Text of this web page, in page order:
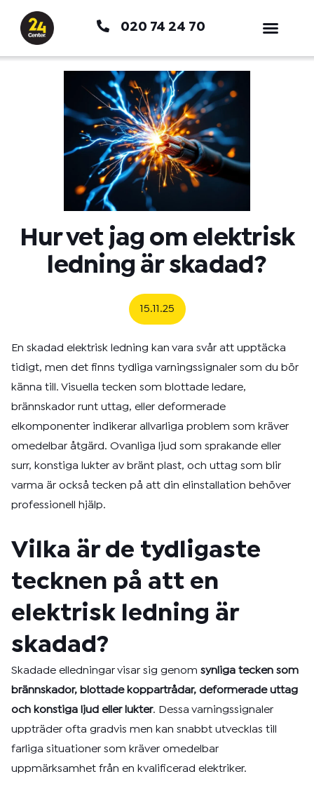
innehåll
020 74 24 70
Hur vet jag om elektrisk
ledning är skadad?
15.11.25
En skadad elektrisk ledning kan vara svår att upptäcka
tidigt, men det finns tydliga varningssignaler som du bör
känna till. Visuella tecken som blottade ledare,
brännskador runt uttag, eller deformerade
elkomponenter indikerar allvarliga problem som kräver
omedelbar åtgärd. Ovanliga ljud som sprakande eller
surr, konstiga lukter av bränt plast, och uttag som blir
varma är också tecken på att din elinstallation behöver
professionell hjälp.
Vilka är de tydligaste
tecknen på att en
elektrisk ledning är
skadad?
Skadade elledningar visar sig genom synliga tecken som
brännskador, blottade koppartrådar, deformerade uttag
och konstiga ljud eller lukter. Dessa varningssignaler
uppträder ofta gradvis men kan snabbt utvecklas till
farliga situationer som kräver omedelbar
uppmärksamhet från en kvalificerad elektriker.